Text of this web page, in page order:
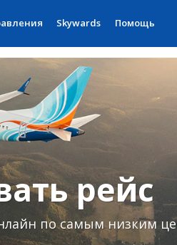
Skywards Помощь
рейс
по самым низким